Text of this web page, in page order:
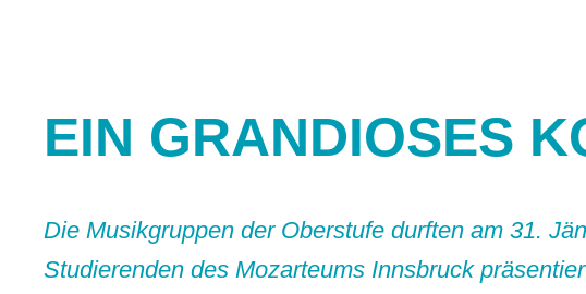
EIN GRANDIOSES
Die Musikgruppen der Oberstufe durften am 31.
Studierenden des Mozarteums Innsbruck